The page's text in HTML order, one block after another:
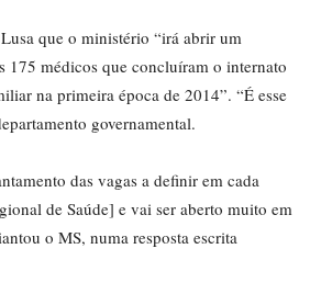
que o ministério “irá abrir um
175 médicos que concluíram o internato
na primeira época de 2014”. “É esse
governamental.
das vagas a definir em cada
de Saúde] e vai ser aberto muito em
o MS, numa resposta escrita